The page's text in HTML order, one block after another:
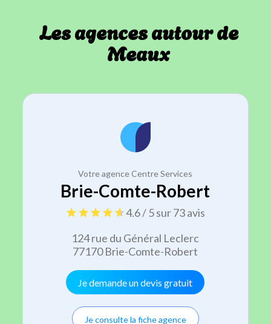
Les agences autour de
Meaux
Votre agence Centre Services
Brie-Comte-Robert
4.6 / 5 sur 73 avis
124 rue du Général Leclerc
77170 Brie-Comte-Robert
Je demande un devis gratuit
Je consulte la fiche agence